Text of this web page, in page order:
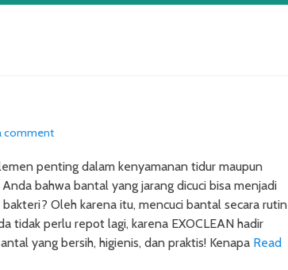
comment
penting dalam kenyamanan tidur maupun
bahwa bantal yang jarang dicuci bisa menjadi
bakteri? Oleh karena itu, mencuci bantal secara rutin
tidak perlu repot lagi, karena EXOCLEAN hadir
yang bersih, higienis, dan praktis! Kenapa Read